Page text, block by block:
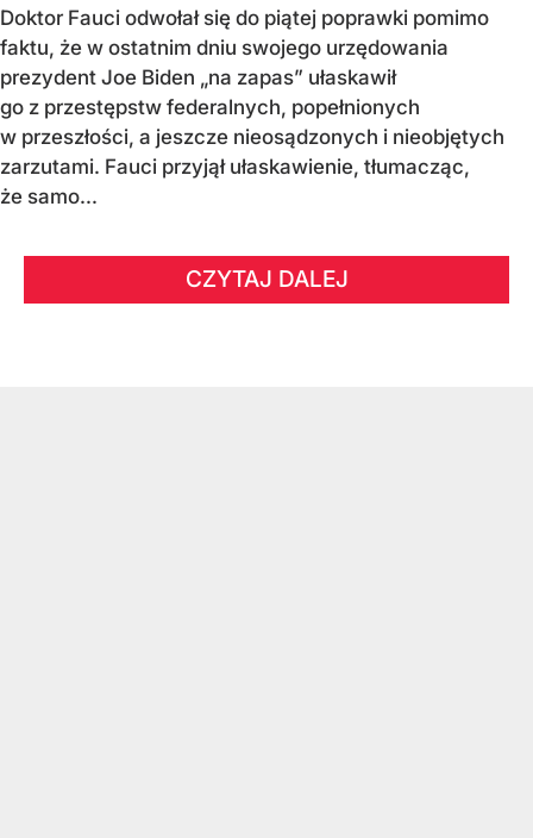
Doktor Fauci odwołał się do piątej poprawki pomimo
faktu, że w ostatnim dniu swojego urzędowania
prezydent Joe Biden „na zapas” ułaskawił
go z przestępstw federalnych, popełnionych
w przeszłości, a jeszcze nieosądzonych i nieobjętych
zarzutami. Fauci przyjął ułaskawienie, tłumacząc,
że samo...
CZYTAJ DALEJ